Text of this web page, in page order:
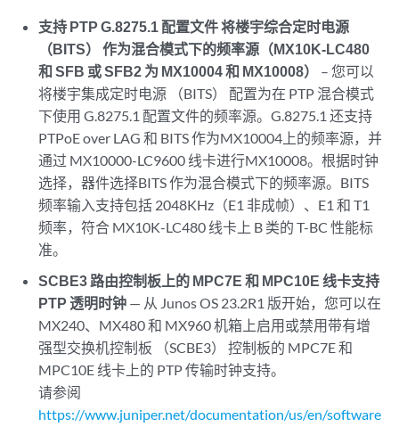
支持 PTP G.8275.1 配置文件 将楼宇综合定时电源
（BITS） 作为混合模式下的频率源（MX10K-LC480
和 SFB 或 SFB2 为 MX10004 和 MX10008）
– 您可以
将楼宇集成定时电源 （BITS） 配置为在 PTP 混合模式
下使用 G.8275.1 配置文件的频率源。G.8275.1 还支持
PTPoE over LAG 和 BITS 作为MX10004上的频率源，并
通过 MX10000-LC9600 线卡进行MX10008。根据时钟
选择，器件选择BITS 作为混合模式下的频率源。BITS
频率输入支持包括 2048KHz（E1 非成帧）、E1 和 T1
频率，符合 MX10K-LC480 线卡上 B 类的 T-BC 性能标
准。
SCBE3 路由控制板上的 MPC7E 和 MPC10E 线卡支持
PTP 透明时钟 — 从 Junos OS 23.2R1 版开始，您可以在
MX240、MX480 和 MX960 机箱上启用或禁用带有增
强型交换机控制板 （SCBE3） 控制板的 MPC7E 和
MPC10E 线卡上的 PTP 传输时钟支持。
请参阅
https://www.juniper.net/documentation/us/en/software